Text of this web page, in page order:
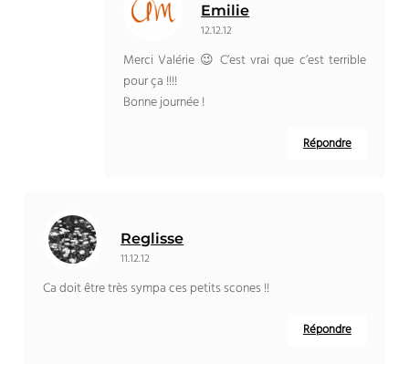
Emilie
12.12.12
Merci Valérie 😉 C’est vrai que c’est terrible
pour ça !!!!
Bonne journée !
Répondre
Reglisse
11.12.12
Ca doit être très sympa ces petits scones !!
Répondre